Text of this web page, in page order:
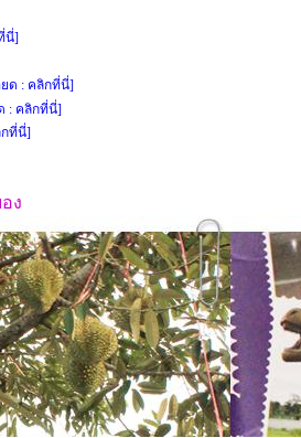
นี่]
ยด : คลิกที่นี่]
: คลิกที่นี่]
กที่นี่]
ง